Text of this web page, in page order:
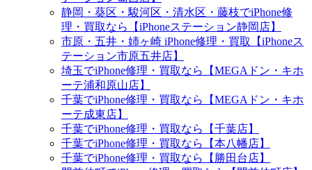
静岡・葵区・駿河区・清水区・藤枝でiPhone修
理・買取なら【iPhoneステーション静岡店】
市原・五井・姉ヶ崎 iPhone修理・買取【iPhoneス
テーション市原五井店】
埼玉でiPhone修理・買取なら【MEGAドン・キホ
ーテ浦和原山店】
千葉でiPhone修理・買取なら【MEGAドン・キホ
ーテ成東店】
千葉でiPhone修理・買取なら【千葉店】
千葉でiPhone修理・買取なら【本八幡店】
千葉でiPhone修理・買取なら【勝田台店】